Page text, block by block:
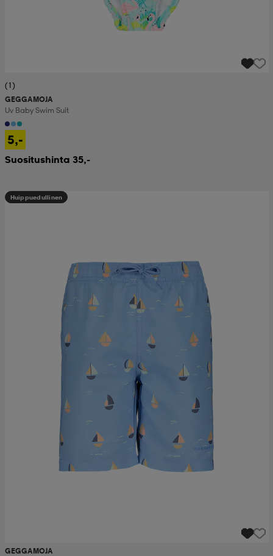
(1)
GEGGAMOJA
Uv Baby Swim Suit
5,-
Suositushinta 35,-
Huippuedullinen
GEGGAMOJA